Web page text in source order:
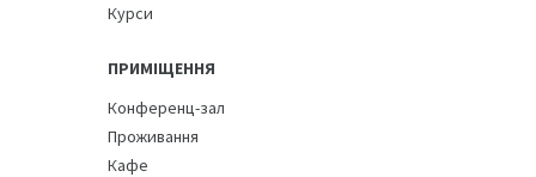
Курси
ПРИМІЩЕННЯ
Конференц-зал
Проживання
Кафе